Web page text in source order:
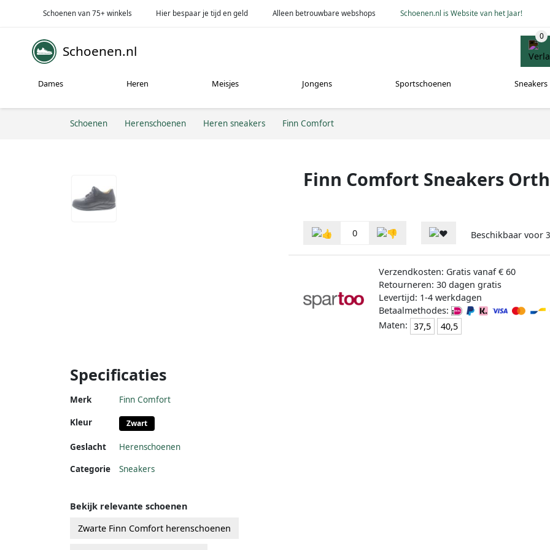
Schoenen van 75+ winkels Hier bespaar je tijd en geld Alleen betrouwbare webshops Schoenen.nl is Website van het Jaar!
Schoenen.nl
Dames Heren Meisjes Jongens Sportschoenen Sneakers
Schoenen Herenschoenen Heren sneakers Finn Comfort
Finn Comfort Sneakers
0 Beschikbaar voor
Verzendkosten: Gratis vanaf € 60
Retourneren: 30 dagen gratis
Levertijd: 1-4 werkdagen
Betaalmethodes:
Maten: 37,5 40,5
Specificaties
Merk Finn Comfort
Kleur Zwart
Geslacht
Herenschoenen
Categorie
Sneakers
Bekijk relevante schoenen
Zwarte Finn Comfort herenschoenen